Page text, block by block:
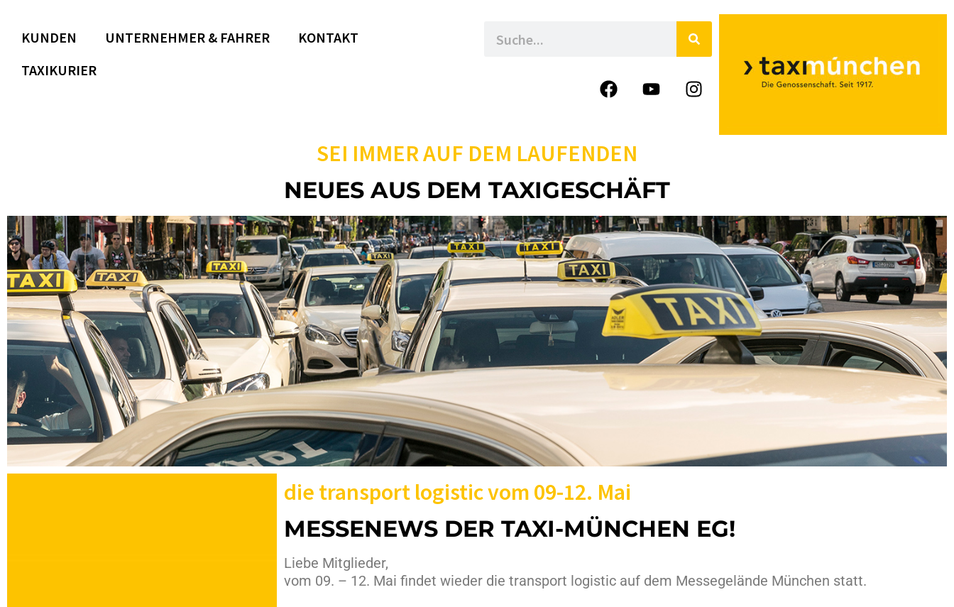
KUNDEN UNTERNEHMER & FAHRER
KONTAKT
TAXIKURIER
SEI IMMER AUF DEM LAUFENDEN
NEUES AUS DEM TAXIGESCHÄFT
die transport logistic vom 09-12. Mai
MESSENEWS DER TAXI-MÜNCHEN EG!
Liebe Mitglieder,
vom 09. – 12. Mai findet wieder die transport logistic auf dem Messegelände München statt.